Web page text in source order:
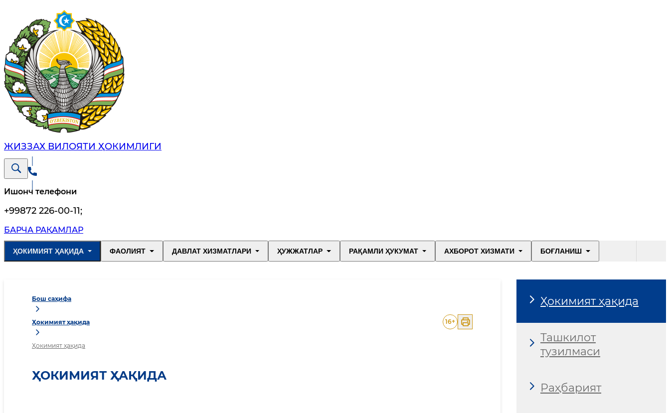
ЖИЗЗАХ ВИЛОЯТИ ҲОКИМЛИГИ
Ишонч телефони
+99872 226-00-11;
БАРЧА РАҚАМЛАР
ҲОКИМИЯТ ҲАҚИДА ФАОЛИЯТ ДАВЛАТ ХИЗМАТЛАРИ ҲУЖЖАТЛАР РАҚАМЛИ ҲУКУМАТ АХБОРОТ ХИЗМАТИ БОҒЛАНИШ
Бош саҳифа
Ҳокимият ҳақида
Ҳокимият ҳақида
16+
ҲОКИМИЯТ ҲАҚИДА
Ҳокимият ҳақида
Ташкилот
тузилмаси
Раҳбарият